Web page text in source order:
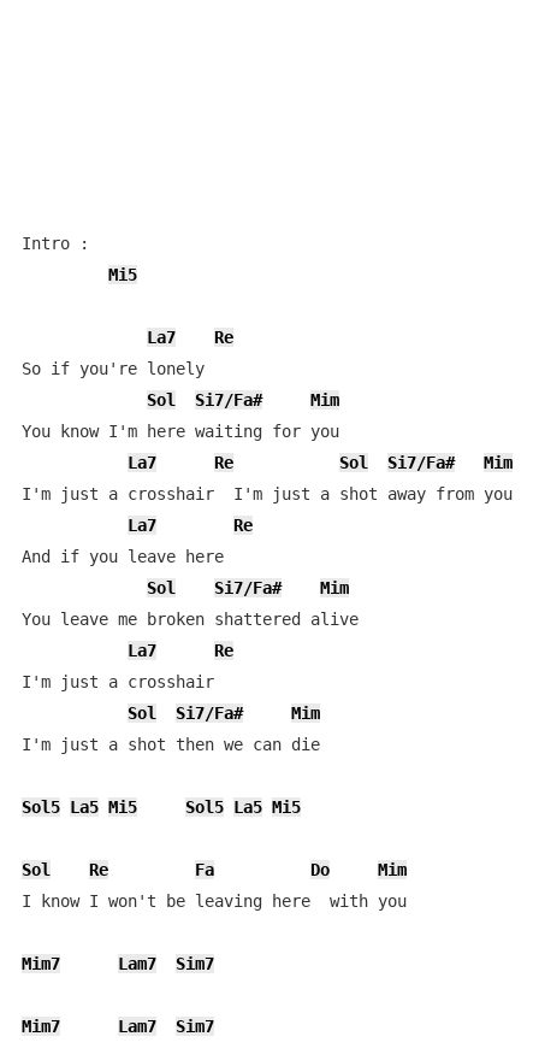
Intro :
Mi5
La7
Re
So if you're lonely
Sol
Si7/Fa#
Mim
You know I'm here waiting for you
La7
Re Sol Si7/Fa#
Mim
I'm just a crosshair  I'm just a shot away from you
La7
Re
And if you leave here
Sol
Si7/Fa#
Mim
You leave me broken shattered alive
La7
Re
I'm just a crosshair
Sol
Si7/Fa#
Mim
I'm just a shot then we can die
Sol5 La5 Mi5 Sol5 La5 Mi5
Sol Re Fa Do
Mim
I know I won't be leaving here  with you
Mim7 Lam7 Sim7
Mim7 Lam7 Sim7